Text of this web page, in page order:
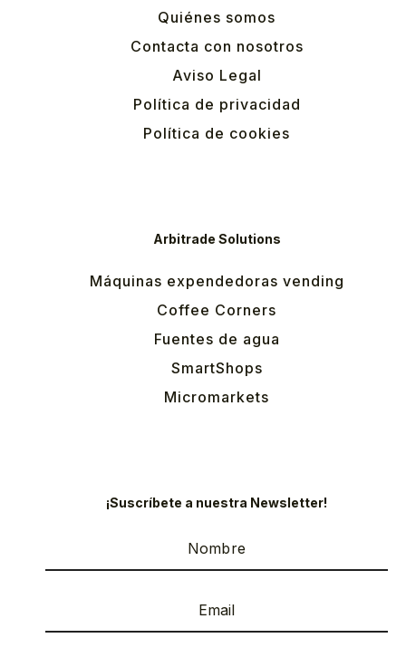
Quiénes somos
Contacta con nosotros
Aviso Legal
Política de privacidad
Política de cookies
Arbitrade Solutions
Máquinas expendedoras vending
Coffee Corners
Fuentes de agua
SmartShops
Micromarkets
¡Suscríbete a nuestra Newsletter!